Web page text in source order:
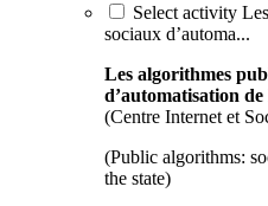
Select activity
sociaux d’automa...
Les algorithmes
d’automatisation
(Centre Internet et
(Public algorithms:
the state)